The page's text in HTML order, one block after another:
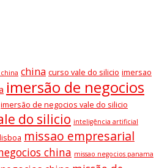
china curso vale do silicio imersao
imersão de negocios
imersão de negocios vale do silicio
do silicio inteligência artificial
lisboa missao empresarial
china missao negocios panama